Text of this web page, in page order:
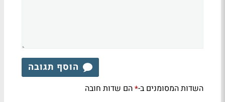
הוסף תגובה
השדות המסומנים ב-*הם שדות חובה